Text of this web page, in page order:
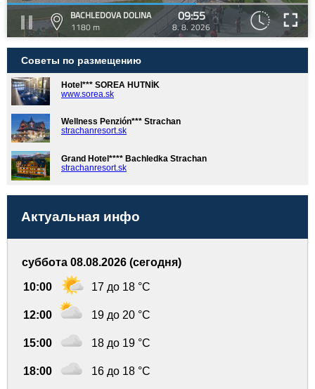
BACHLEDOVA DOLINA
1180 m
09:55
8. 8. 2026
Советы по размещению
Hotel*** SOREA HUTNÍK
www.sorea.sk
Wellness Penzión*** Strachan
strachanresort.sk
Grand Hotel**** Bachledka Strachan
strachanresort.sk
Актуальная инфо
суббота 08.08.2026 (сегодня)
10:00 17 до 18 °C
12:00 19 до 20 °C
15:00 18 до 19 °C
18:00 16 до 18 °C